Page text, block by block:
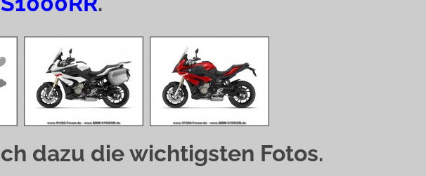
dazu die wichtigsten Fotos.